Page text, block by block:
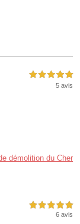
5,0 étoiles sur 5
5 avis
démolition du Cher
5,0 étoiles sur 5
6 avis